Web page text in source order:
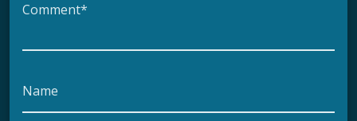
Comment*
Name